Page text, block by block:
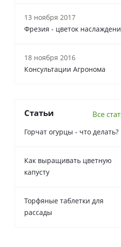
13 ноября 2017
Фрезия - цветок
18 ноября 2016
Консультации Агронома
Статьи Все
Горчат огурцы - что делать?
Как выращивать цветную
капусту
Торфяные таблетки для
рассады